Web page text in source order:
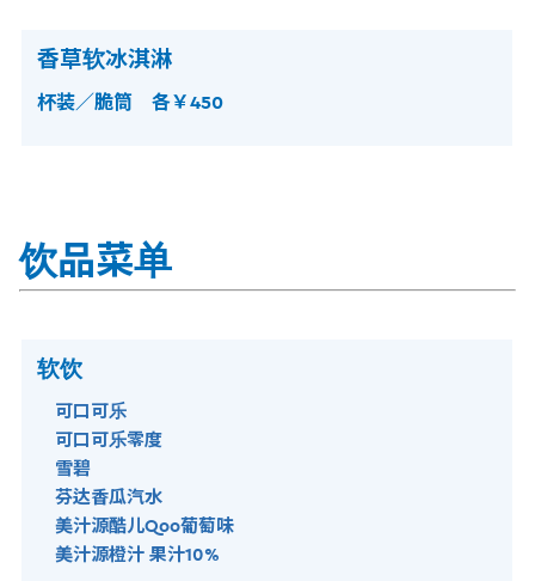
香草软冰淇淋
杯装／脆筒 各￥450
饮品菜单
软饮
可口可乐
可口可乐零度
雪碧
芬达香瓜汽水
美汁源酷儿Qoo葡萄味
美汁源橙汁 果汁10%